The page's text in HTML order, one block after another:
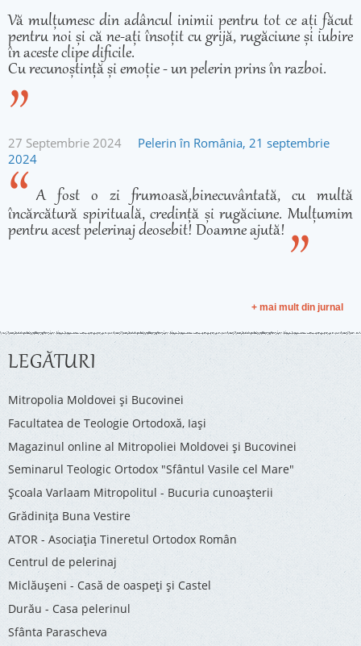
Vă mulțumesc din adâncul inimii pentru tot ce ați făcut
pentru noi și că ne-ați însoțit cu grijă, rugăciune și iubire
în aceste clipe dificile.
Cu recunoștință și emoție - un pelerin prins în razboi.
27 Septembrie 2024
Pelerin în România, 21 septembrie
2024
A fost o zi frumoasă,binecuvântată, cu multă
încărcătură spirituală, credință și rugăciune. Mulțumim
pentru acest pelerinaj deosebit! Doamne ajută!
+ mai mult din jurnal
LEGĂTURI
Mitropolia Moldovei și Bucovinei
Facultatea de Teologie Ortodoxă, Iaşi
Magazinul online al Mitropoliei Moldovei și Bucovinei
Seminarul Teologic Ortodox "Sfântul Vasile cel Mare"
Şcoala Varlaam Mitropolitul - Bucuria cunoaşterii
Grădinița Buna Vestire
ATOR - Asociaţia Tineretul Ortodox Român
Centrul de pelerinaj
Miclăușeni - Casă de oaspeţi şi Castel
Durău - Casa pelerinul
Sfânta Parascheva